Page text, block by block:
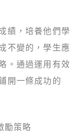
績，培養他們學
不變的，學生應
。通過運用有效
開一條成功的
勵策略